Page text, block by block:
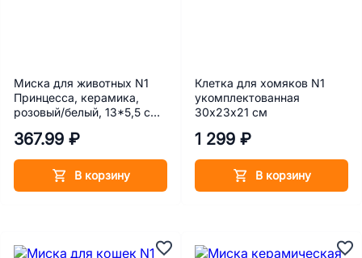
Миска для животных N1
Принцесса, керамика,
розовый/белый, 13*5,5 см,
367.99 ₽
В корзину
Клетка для хомяков N1
укомплектованная
30х23х21 см
1 299 ₽
В корзину